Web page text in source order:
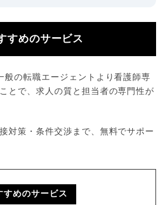
すめのサービス
般の転職エージェントより看護師専
とで、求人の質と担当者の専門性が
対策・条件交渉まで、無料でサポー
すめのサービス